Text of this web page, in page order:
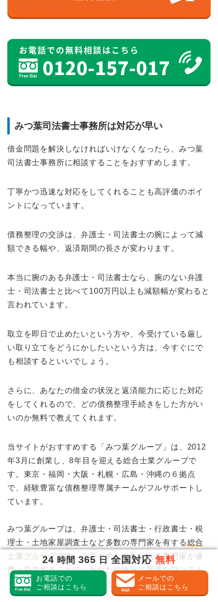
みつ葉司法書士事務所は対応が早い
借金問題を解決しなければいけなくなったら、みつ葉
司法書士事務所に相談することをおすすめします。
丁寧かつ迅速な対応をしてくれることも高評価のポイ
ントになっています。
債務整理の交渉は、弁護士・司法書士の腕によって減
額できる幅や、返済期間の長さが変わります。
本当に腕のある弁護士・司法書士なら、腕のない弁護
士・司法書士と比べて100万円以上も減額幅が変わると
言われています。
取立を即日で止めたいという方や、今受けている厳し
い取り立てをどうにかしたいという方は、今すぐにで
も相談するといいでしょう。
さらに、あなたの借金の状況と返済能力に応じた対応
をしてくれるので、どの債務整理手続きをした方がい
いのか無料で教えてくれます。
当サイトがおすすめする「みつ葉グループ」は、2012
年3月に創業し、8年目を迎える総合士業グループで
す。東京・福岡・大阪・札幌・広島・沖縄の６拠点
で、経験豊富な債務整理専属チームがフルサポートし
ています。
みつ葉グループは、弁護士・司法書士・行政書士・税
理士・土地家屋調査士など多数の専門家を有する総合
士業グループ です。そのため、それぞれの専門家が連
携・協力することで、あなたの状況に最適なワンスト
ップサービスを提供することが可能です。
24時間 365日全国対応無料
お電話での
ご相談はこちら
メールでの
ご相談はこちら